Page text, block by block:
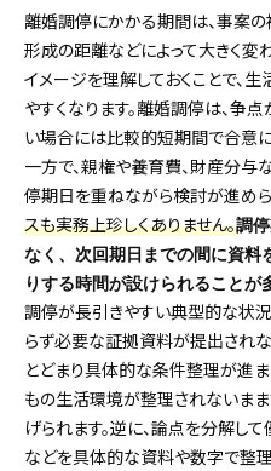
離婚調停にかかる期間は、事案
形成の距離などによって大きく変
イメージを理解しておくことで、
やすくなります。離婚調停は、争
い場合には比較的短期間で合意に
一方で、親権や養育費、財産分
停期日を重ねながら検討が進めら
スも実務上珍しくありません。調
なく、次回期日までの間に資料
りする時間が設けられることが
調停が長引きやすい典型的な状
らず必要な証拠資料が提出され
とどまり具体的な条件整理が進
もの生活環境が整理されないま
げられます。逆に、論点を分解し
などを具体的な資料や数字で整